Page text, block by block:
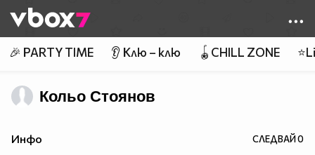
👾
🎉 PARTY TIME 👂 Клю – клю 🪀CHILL ZONE
Кольо Стоянов
Инфо СЛЕДВАЙ0